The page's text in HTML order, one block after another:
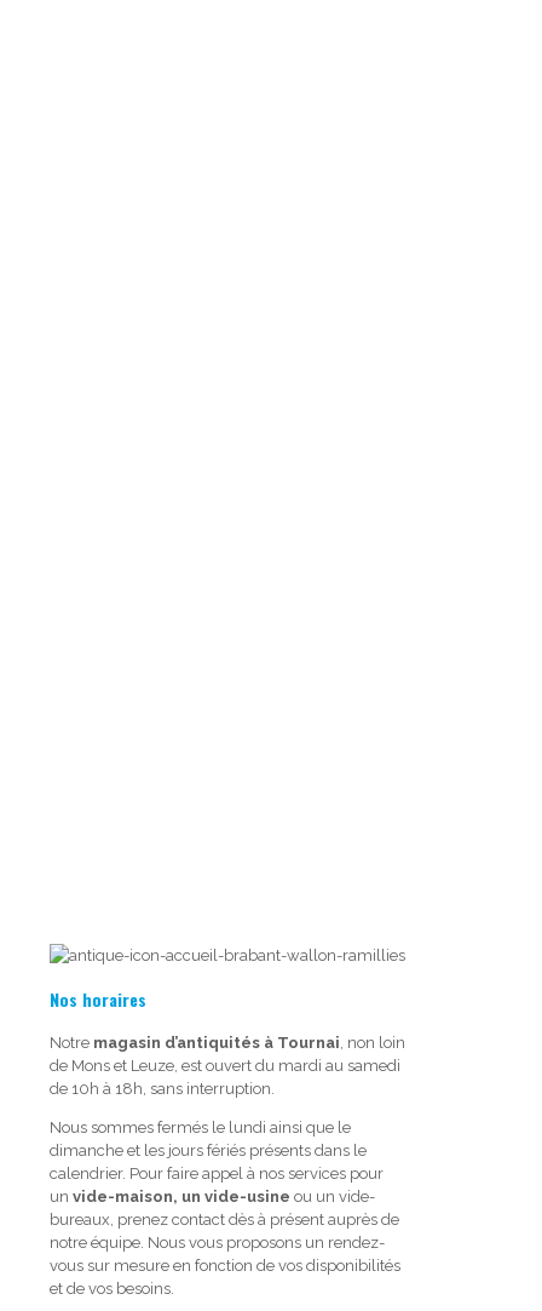
Nos horaires
Notre magasin d’antiquités à Tournai , non loin
de Mons et Leuze, est ouvert du mardi au samedi
de 10h à 18h, sans interruption.
Nous sommes fermés le lundi ainsi que le
dimanche et les jours fériés présents dans le
calendrier. Pour faire appel à nos services pour
un vide-maison, un vide-usine ou un vide-
bureaux, prenez contact dès à présent auprès de
notre équipe. Nous vous proposons un rendez-
vous sur mesure en fonction de vos disponibilités
et de vos besoins.